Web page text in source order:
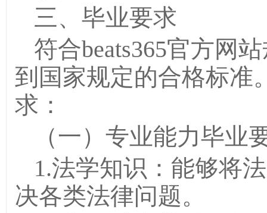
三、毕业要求
符合beats365官方网
到国家规定的合格标准
求：
（一）专业能力毕业
1.法学知识：能够将
决各类法律问题。